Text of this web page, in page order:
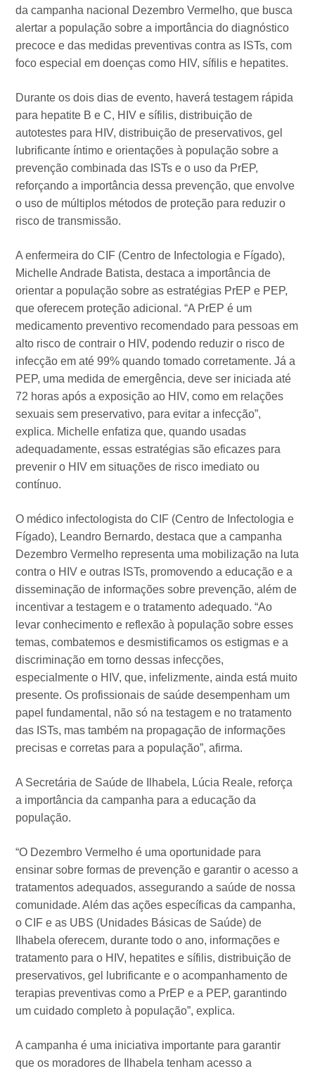
da campanha nacional Dezembro Vermelho, que busca
alertar a população sobre a importância do diagnóstico
precoce e das medidas preventivas contra as ISTs, com
foco especial em doenças como HIV, sífilis e hepatites.
Durante os dois dias de evento, haverá testagem rápida
para hepatite B e C, HIV e sífilis, distribuição de
autotestes para HIV, distribuição de preservativos, gel
lubrificante íntimo e orientações à população sobre a
prevenção combinada das ISTs e o uso da PrEP,
reforçando a importância dessa prevenção, que envolve
o uso de múltiplos métodos de proteção para reduzir o
risco de transmissão.
A enfermeira do CIF (Centro de Infectologia e Fígado),
Michelle Andrade Batista, destaca a importância de
orientar a população sobre as estratégias PrEP e PEP,
que oferecem proteção adicional. “A PrEP é um
medicamento preventivo recomendado para pessoas em
alto risco de contrair o HIV, podendo reduzir o risco de
infecção em até 99% quando tomado corretamente. Já a
PEP, uma medida de emergência, deve ser iniciada até
72 horas após a exposição ao HIV, como em relações
sexuais sem preservativo, para evitar a infecção”,
explica. Michelle enfatiza que, quando usadas
adequadamente, essas estratégias são eficazes para
prevenir o HIV em situações de risco imediato ou
contínuo.
O médico infectologista do CIF (Centro de Infectologia e
Fígado), Leandro Bernardo, destaca que a campanha
Dezembro Vermelho representa uma mobilização na luta
contra o HIV e outras ISTs, promovendo a educação e a
disseminação de informações sobre prevenção, além de
incentivar a testagem e o tratamento adequado. “Ao
levar conhecimento e reflexão à população sobre esses
temas, combatemos e desmistificamos os estigmas e a
discriminação em torno dessas infecções,
especialmente o HIV, que, infelizmente, ainda está muito
presente. Os profissionais de saúde desempenham um
papel fundamental, não só na testagem e no tratamento
das ISTs, mas também na propagação de informações
precisas e corretas para a população”, afirma.
A Secretária de Saúde de Ilhabela, Lúcia Reale, reforça
a importância da campanha para a educação da
população.
“O Dezembro Vermelho é uma oportunidade para
ensinar sobre formas de prevenção e garantir o acesso a
tratamentos adequados, assegurando a saúde de nossa
comunidade. Além das ações específicas da campanha,
o CIF e as UBS (Unidades Básicas de Saúde) de
Ilhabela oferecem, durante todo o ano, informações e
tratamento para o HIV, hepatites e sífilis, distribuição de
preservativos, gel lubrificante e o acompanhamento de
terapias preventivas como a PrEP e a PEP, garantindo
um cuidado completo à população”, explica.
A campanha é uma iniciativa importante para garantir
que os moradores de Ilhabela tenham acesso a